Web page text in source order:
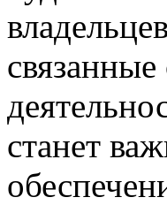
станет